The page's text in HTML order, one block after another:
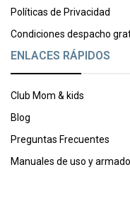
Políticas de Privacidad
Condiciones despacho
ENLACES RÁPIDOS
Club Mom & kids
Blog
Preguntas Frecuentes
Manuales de uso y armado